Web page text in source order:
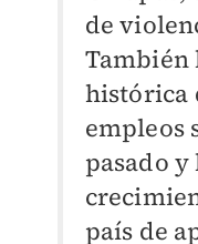
de
También
histórica
empleos
pasado
país de